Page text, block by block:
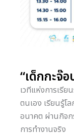
“เด็กกะจ๊
เวทีแห่งการเรีย
ตนเอง เรียนรู้
อนาคต ผ่านกิจ
การทำงานจริง